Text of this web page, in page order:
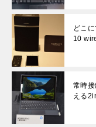
どこ
10
常時
える